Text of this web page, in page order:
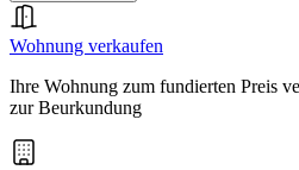
Wohnung verkaufen
Ihre Wohnung zum fundierten Preis
zur Beurkundung